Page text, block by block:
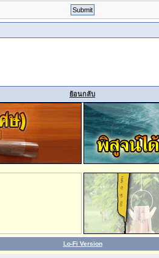
ย้อนกลับ
Lo-Fi Version